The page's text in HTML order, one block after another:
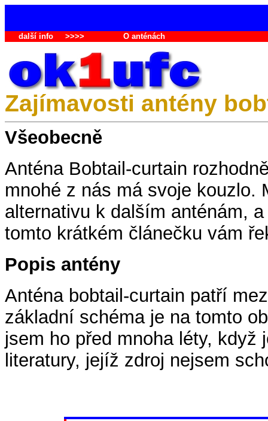
další info>>>> O anténách
Zajímavosti antény
Všeobecně
Anténa Bobtail-curtain
mnohé z nás má svoje kouzlo.
alternativu k dalším anténám,
tomto krátkém článečku vám
Popis antény
Anténa bobtail-curtain patří
základní schéma je na tomto
jsem ho před mnoha léty, když
literatury, jejíž zdroj nejsem